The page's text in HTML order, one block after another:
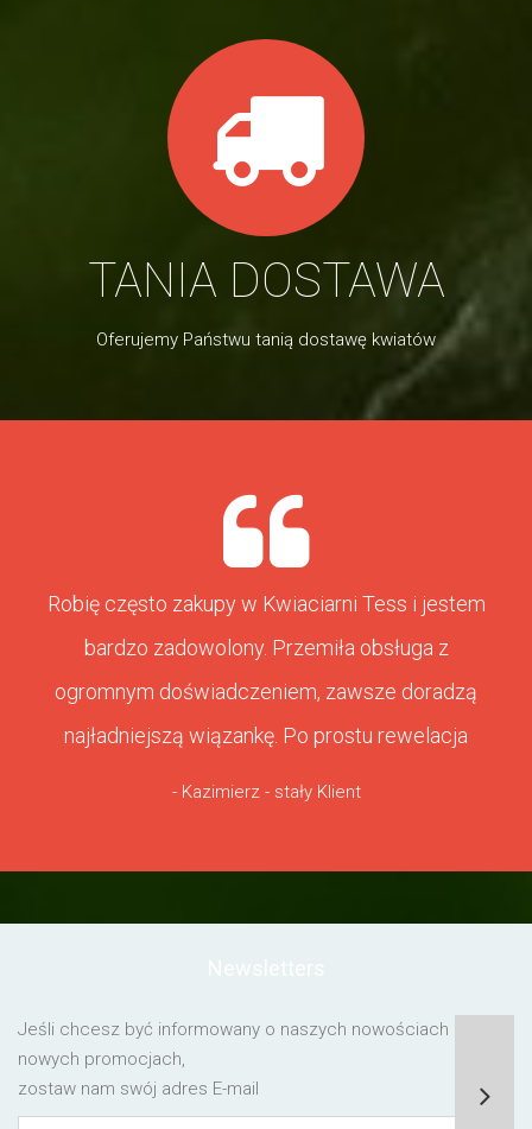
TANIA DOSTAWA
Oferujemy Państwu tanią dostawę kwiatów
Robię często zakupy w Kwiaciarni Tess i jestem
bardzo zadowolony. Przemiła obsługa z
ogromnym doświadczeniem, zawsze doradzą
najładniejszą wiązankę. Po prostu rewelacja
- Kazimierz - stały Klient
Jeśli chcesz być informowany o naszych nowościach lub o
nowych promocjach,
zostaw nam swój adres E-mail